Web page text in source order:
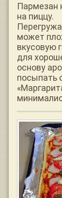
Пармезан
на пиццу.
может
вкусовую
для
основу
посыпать